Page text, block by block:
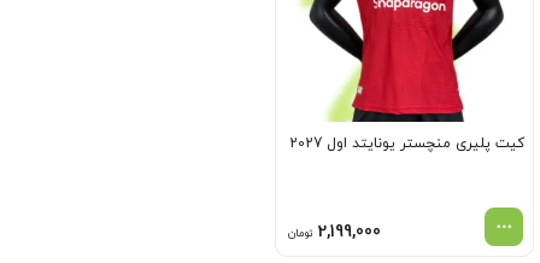
کیت پلیری منچستر یونایتد اول 2027
2,199,000 تومان